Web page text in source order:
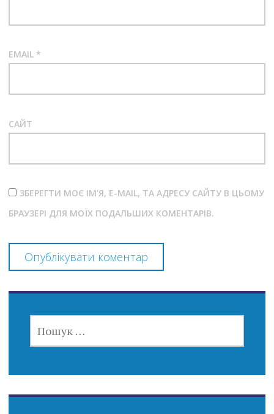
EMAIL *
САЙТ
ЗБЕРЕГТИ МОЄ ІМ'Я, E-MAIL, ТА АДРЕСУ САЙТУ В ЦЬОМУ
БРАУЗЕРІ ДЛЯ МОЇХ ПОДАЛЬШИХ КОМЕНТАРІВ.